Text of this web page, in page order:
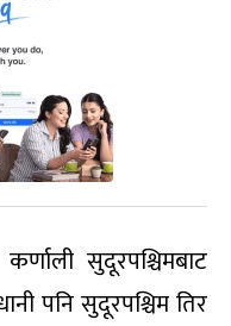
सुदूरपश्चिमबाट
पनि सुदूरपश्चिम तिर